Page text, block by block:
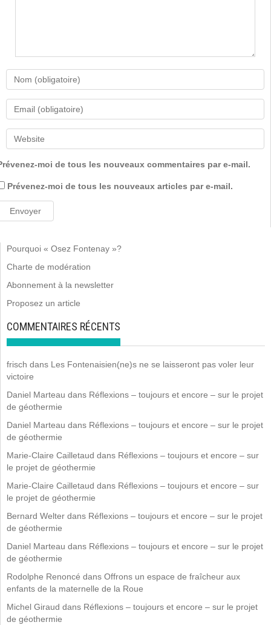
moi de tous les nouveaux commentaires par e-mail.
Prévenez-moi de tous les nouveaux articles par e-mail.
Pourquoi « Osez Fontenay »?
Charte de modération
Abonnement à la newsletter
Proposez un article
COMMENTAIRES RÉCENTS
frisch dans Les Fontenaisien(ne)s ne se laisseront pas voler leur
victoire
Daniel Marteau dans Réflexions – toujours et encore – sur le projet
de géothermie
Daniel Marteau dans Réflexions – toujours et encore – sur le projet
de géothermie
Marie-Claire Cailletaud dans Réflexions – toujours et encore – sur
le projet de géothermie
Marie-Claire Cailletaud dans Réflexions – toujours et encore – sur
le projet de géothermie
Bernard Welter dans Réflexions – toujours et encore – sur le projet
de géothermie
Daniel Marteau dans Réflexions – toujours et encore – sur le projet
de géothermie
Rodolphe Renoncé dans Offrons un espace de fraîcheur aux
enfants de la maternelle de la Roue
Michel Giraud dans Réflexions – toujours et encore – sur le projet
de géothermie